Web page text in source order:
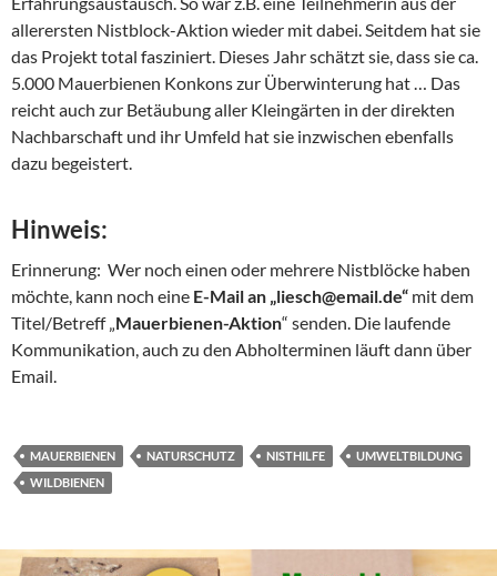
allerersten Nistblock-Aktion wieder mit dabei. Seitdem hat sie
das Projekt total fasziniert. Dieses Jahr schätzt sie, dass sie ca.
5.000 Mauerbienen Konkons zur Überwinterung hat … Das
reicht auch zur Betäubung aller Kleingärten in der direkten
Nachbarschaft und ihr Umfeld hat sie inzwischen ebenfalls
dazu begeistert.
Hinweis:
Erinnerung: Wer noch einen oder mehrere Nistblöcke haben
möchte, kann noch eine E-Mail an „liesch@email.de“ mit dem
Titel/Betreff „ Mauerbienen-Aktion“ senden. Die laufende
Kommunikation, auch zu den Abholterminen läuft dann über
Email.
MAUERBIENEN NATURSCHUTZ NISTHILFE
UMWELTBILDUNG
WILDBIENEN